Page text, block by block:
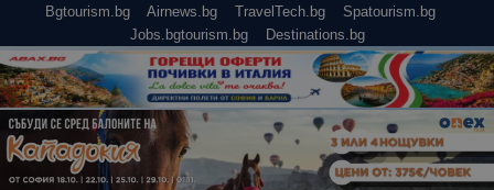
Bgtourism.bg Airnews.bg TravelTech.bg
Spatourism.bg
Jobs.bgtourism.bg
Destinations.bg